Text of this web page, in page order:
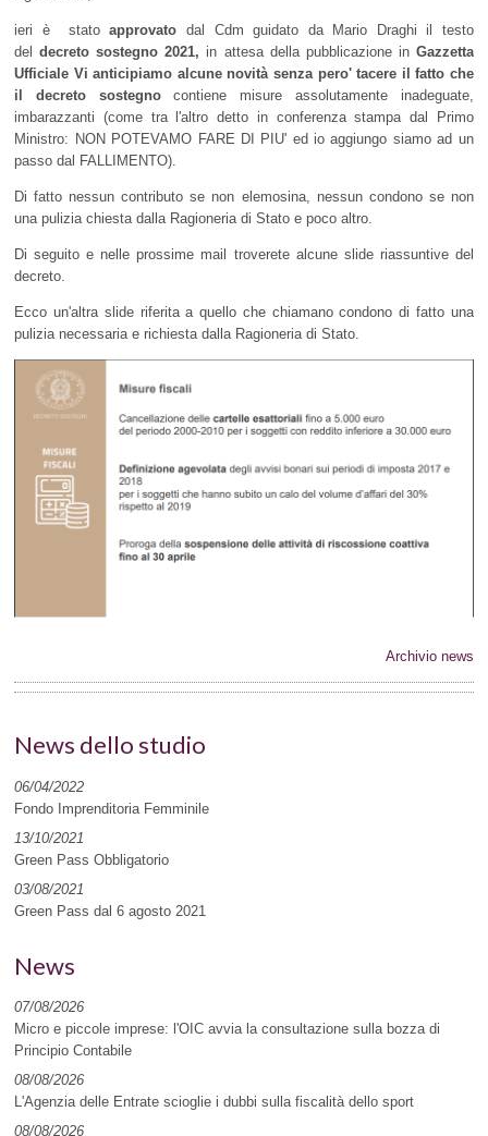
ieri è statoapprovato dal Cdm guidato da Mario Draghi il testo
del decreto sostegno 2021, in attesa della pubblicazione in Gazzetta
Ufficiale Vi anticipiamo alcune novità senza pero' tacere il fatto che
il decreto sostegnocontiene misure assolutamente inadeguate,
imbarazzanti (come tra l'altro detto in conferenza stampa dal Primo
Ministro: NON POTEVAMO FARE DI PIU' ed io aggiungo siamo ad un
passo dal FALLIMENTO).
Di fatto nessun contributo se non elemosina, nessun condono se non
una pulizia chiesta dalla Ragioneria di Stato e poco altro.
Di seguito e nelle prossime mail troverete alcune slide riassuntive del
decreto.
Ecco un'altra slide riferita a quello che chiamano condono di fatto una
pulizia necessaria e richiesta dalla Ragioneria di Stato.
Archivio news
News dello studio
06/04/2022
Fondo Imprenditoria Femminile
13/10/2021
Green Pass Obbligatorio
03/08/2021
Green Pass dal 6 agosto 2021
News
07/08/2026
Micro e piccole imprese: l'OIC avvia la consultazione sulla bozza di
Principio Contabile
08/08/2026
L'Agenzia delle Entrate scioglie i dubbi sulla fiscalità dello sport
08/08/2026